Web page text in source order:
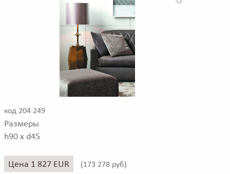
код 204 249
Размеры
h90 x d45
Цена 1 827 EUR (173 278 руб)